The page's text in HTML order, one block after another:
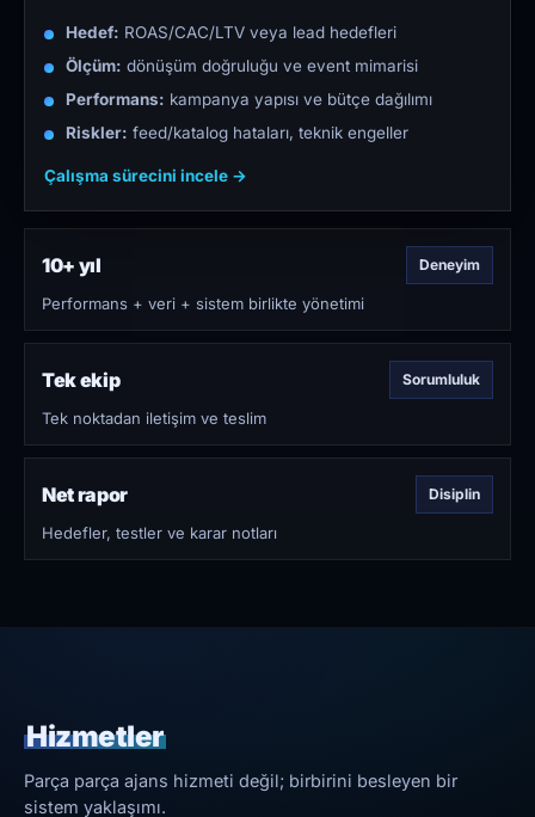
Hedef: ROAS/CAC/LTV veya lead hedefleri
Ölçüm: dönüşüm doğruluğu ve event mimarisi
Performans: kampanya yapısı ve bütçe dağılımı
Riskler: feed/katalog hataları, teknik engeller
Çalışma sürecini incele →
10+ yıl Deneyim
Performans + veri + sistem birlikte yönetimi
Tek ekip Sorumluluk
Tek noktadan iletişim ve teslim
Net rapor Disiplin
Hedefler, testler ve karar notları
Hizmetler
Parça parça ajans hizmeti değil; birbirini besleyen bir
sistem yaklaşımı.